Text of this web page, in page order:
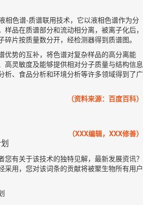
相色谱-质谱联用技术，它以液相色谱作为分
样品在质谱部分和流动相分离，被离子化后，
片按质量数分开，经检测器得到质谱图。
优势的互补，将色谱对复杂样品的高分离能
高灵敏度及能够提供相对分子质量与结构信息
析、食品分析和环境分析等许多领域得到了广
（资料来源：百度百科）
（XXX编辑，XXX修善）
您有关于该技术的独特见解，最新发展资讯？
采用，您对该词条的贡献将被聚生物所有用户